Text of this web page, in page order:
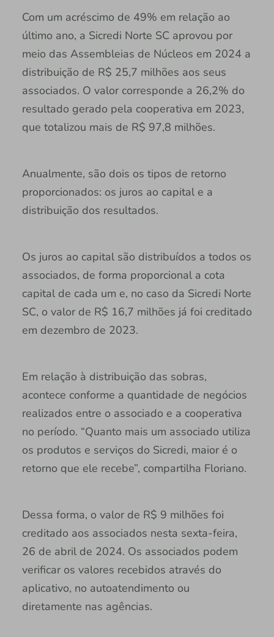
Com um acréscimo de 49% em relação ao
último ano, a Sicredi Norte SC aprovou por
meio das Assembleias de Núcleos em 2024 a
distribuição de R$ 25,7 milhões aos seus
associados. O valor corresponde a 26,2% do
resultado gerado pela cooperativa em 2023,
que totalizou mais de R$ 97,8 milhões.
Anualmente, são dois os tipos de retorno
proporcionados: os juros ao capital e a
distribuição dos resultados.
Os juros ao capital são distribuídos a todos os
associados, de forma proporcional a cota
capital de cada um e, no caso da Sicredi Norte
SC, o valor de R$ 16,7 milhões já foi creditado
em dezembro de 2023.
Em relação à distribuição das sobras,
acontece conforme a quantidade de negócios
realizados entre o associado e a cooperativa
no período. “Quanto mais um associado utiliza
os produtos e serviços do Sicredi, maior é o
retorno que ele recebe”, compartilha Floriano.
Dessa forma, o valor de R$ 9 milhões foi
creditado aos associados nesta sexta-feira,
26 de abril de 2024. Os associados podem
verificar os valores recebidos através do
aplicativo, no autoatendimento ou
diretamente nas agências.